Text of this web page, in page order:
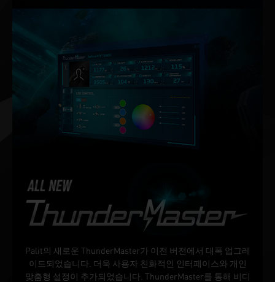
Palit의 새로운 ThunderMaster가 이전 버전에서 대폭 업그레
이드되었습니다. 더욱 사용자 친화적인 인터페이스와 개인
맞춤형 설정이 추가되었습니다. ThunderMaster를 통해 비디